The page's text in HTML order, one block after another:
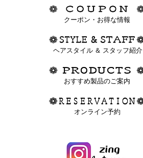
クーポン・お得な情報
ヘアスタイル ＆ スタッフ紹介
おすすめ製品のご案内
オンライン予約